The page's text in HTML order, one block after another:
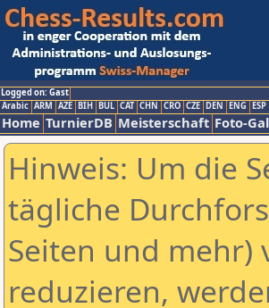
Logged on: Gast
Arabic ARM AZE BIH BUL CAT CHN CRO CZE DEN ENG ESP
Home TurnierDB Meisterschaft Foto-
Hinweis: Um die
tägliche
Seiten und mehr)
reduzieren,